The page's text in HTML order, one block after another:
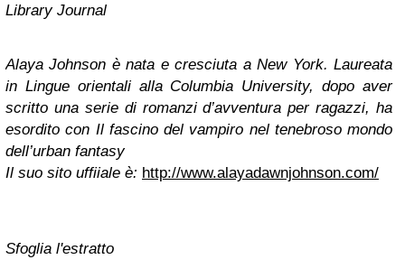
Library Journal
Alaya Johnson è nata e cresciuta a New York. Laureata
in Lingue orientali alla Columbia University, dopo aver
scritto una serie di romanzi d’avventura per ragazzi, ha
esordito con Il fascino del vampiro nel tenebroso mondo
dell’urban fantasy
Il suo sito uffiiale è: http://www.alayadawnjohnson.com/
Sfoglia l'estratto